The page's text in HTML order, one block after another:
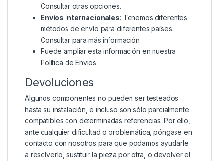
Consultar otras opciones.
Envíos Internacionales: Tenemos diferentes
métodos de envío para diferentes países.
Consultar para más información
Puede ampliar esta información en nuestra
Política de Envíos
Devoluciones
Algunos componentes no pueden ser testeados
hasta su instalación, e incluso son sólo parcialmente
compatibles con determinadas referencias. Por ello,
ante cualquier dificultad o problemática, póngase en
contacto con nosotros para que podamos ayudarle
a resolverlo, sustituir la pieza por otra, o devolver el